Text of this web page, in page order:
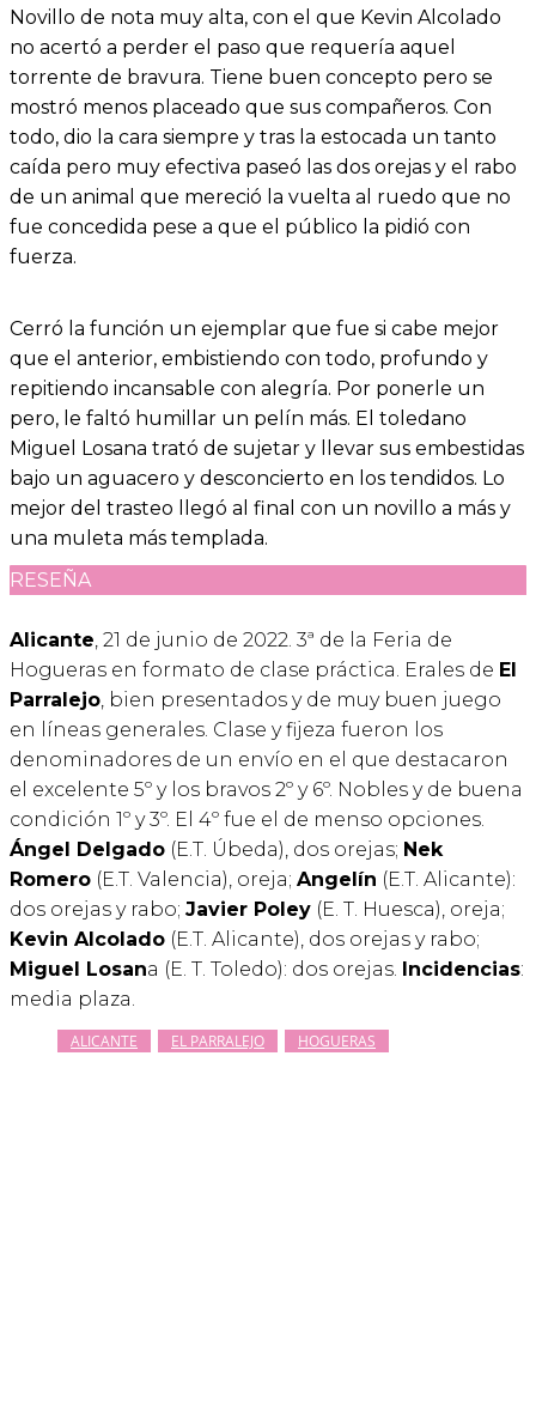
Novillo de nota muy alta, con el que Kevin Alcolado
no acertó a perder el paso que requería aquel
torrente de bravura. Tiene buen concepto pero se
mostró menos placeado que sus compañeros. Con
todo, dio la cara siempre y tras la estocada un tanto
caída pero muy efectiva paseó las dos orejas y el rabo
de un animal que mereció la vuelta al ruedo que no
fue concedida pese a que el público la pidió con
fuerza.
Cerró la función un ejemplar que fue si cabe mejor
que el anterior, embistiendo con todo, profundo y
repitiendo incansable con alegría. Por ponerle un
pero, le faltó humillar un pelín más. El toledano
Miguel Losana trató de sujetar y llevar sus embestidas
bajo un aguacero y desconcierto en los tendidos. Lo
mejor del trasteo llegó al final con un novillo a más y
una muleta más templada.
RESEÑA
Alicante, 21 de junio de 2022. 3ª de la Feria de
Hogueras en formato de clase práctica. Erales de El
Parralejo, bien presentados y de muy buen juego
en líneas generales. Clase y fijeza fueron los
denominadores de un envío en el que destacaron
el excelente 5º y los bravos 2º y 6º. Nobles y de buena
condición 1º y 3º. El 4º fue el de menso opciones.
Ángel Delgado (E.T. Úbeda), dos orejas; Nek
Romero (E.T. Valencia), oreja; Angelín (E.T. Alicante):
dos orejas y rabo; Javier Poley (E. T. Huesca), oreja;
Kevin Alcolado (E.T. Alicante), dos orejas y rabo;
Miguel Losana (E. T. Toledo): dos orejas. Incidencias:
media plaza.
ALICANTE EL PARRALEJO HOGUERAS